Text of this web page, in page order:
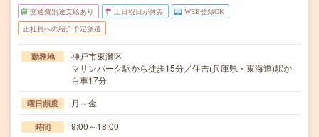
交通費別途支給あり 土日祝日が休み WEB登録OK
正社員への紹介予定派遣
勤務地
神戸市東灘区
マリンパーク駅から徒歩15分／住吉(兵庫県・東海道)駅か
ら車17分
曜日頻度 月～金
時間 9:00～18:00